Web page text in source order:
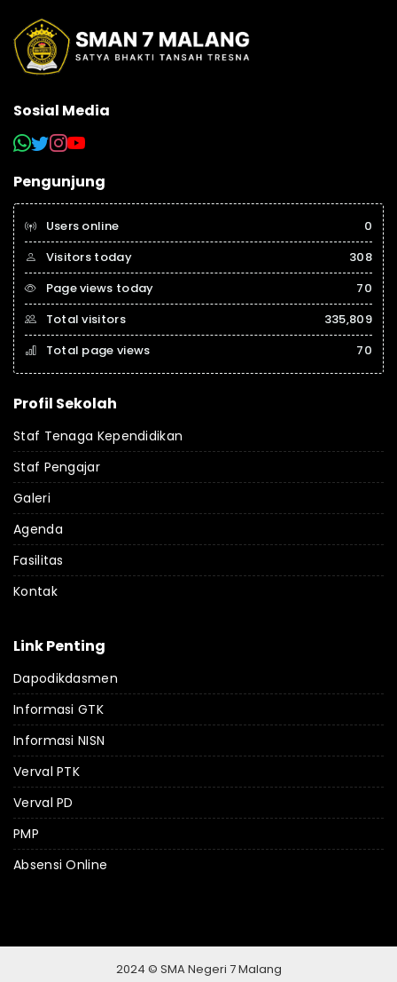
Sosial Media
Pengunjung
Users online
0
Visitors today
308
Page views today
70
Total visitors
335,809
Total page views
70
Profil Sekolah
Staf Tenaga Kependidikan
Staf Pengajar
Galeri
Agenda
Fasilitas
Kontak
Link Penting
Dapodikdasmen
Informasi GTK
Informasi NISN
Verval PTK
Verval PD
PMP
Absensi Online
2024 © SMA Negeri 7 Malang